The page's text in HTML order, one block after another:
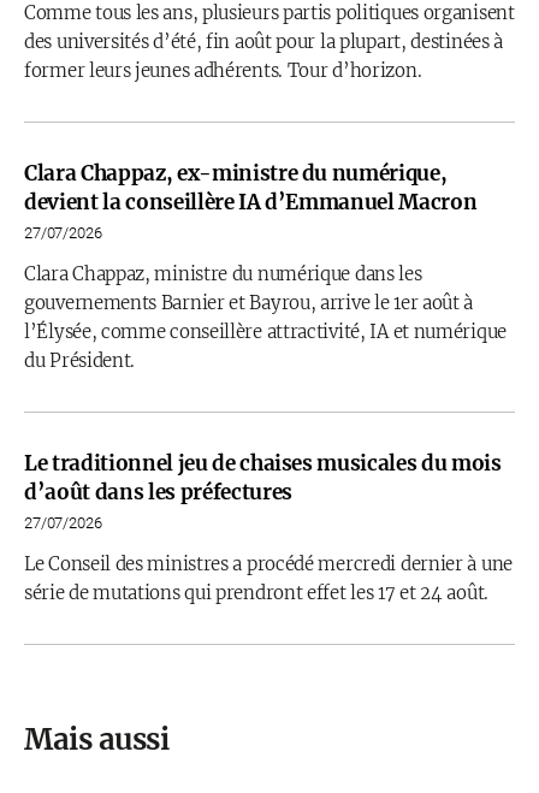
Comme tous les ans, plusieurs partis politiques organisent
des universités d’été, fin août pour la plupart, destinées à
former leurs jeunes adhérents. Tour d’horizon.
Clara Chappaz, ex-ministre du numérique,
devient la conseillère IA d’Emmanuel Macron
27/07/2026
Clara Chappaz, ministre du numérique dans les
gouvernements Barnier et Bayrou, arrive le 1er août à
l’Élysée, comme conseillère attractivité, IA et numérique
du Président.
Le traditionnel jeu de chaises musicales du mois
d’août dans les préfectures
27/07/2026
Le Conseil des ministres a procédé mercredi dernier à une
série de mutations qui prendront effet les 17 et 24 août.
Mais aussi